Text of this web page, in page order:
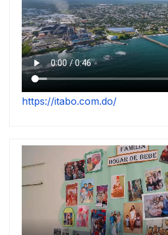
https://itabo.com.do/